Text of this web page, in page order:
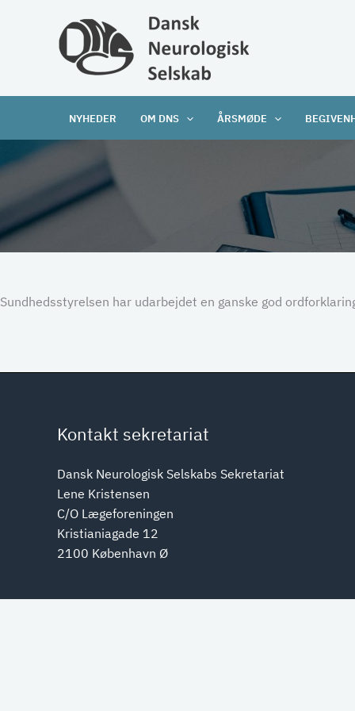
NYHEDER OM DNS ÅRSMØDE
Sundhedsstyrelsen har udarbejdet en ganske god
Kontakt sekretariat
Dansk Neurologisk Selskabs Sekretariat
Lene Kristensen
C/O Lægeforeningen
Kristianiagade 12
2100 København Ø